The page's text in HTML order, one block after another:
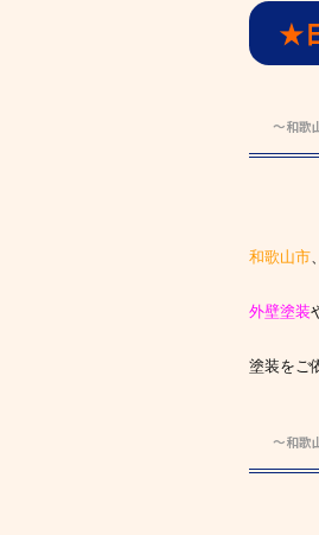
★
～和歌
和歌山市
外壁塗装
塗装をご
～和歌